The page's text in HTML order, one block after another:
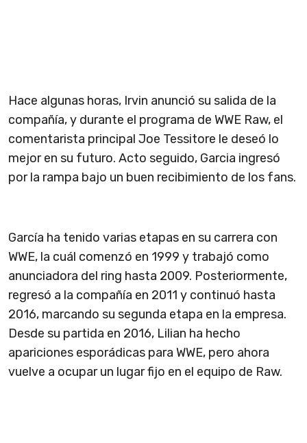
Hace algunas horas, Irvin anunció su salida de la
compañía, y durante el programa de WWE Raw, el
comentarista principal Joe Tessitore le deseó lo
mejor en su futuro. Acto seguido, Garcia ingresó
por la rampa bajo un buen recibimiento de los fans.
García ha tenido varias etapas en su carrera con
WWE, la cuál comenzó en 1999 y trabajó como
anunciadora del ring hasta 2009. Posteriormente,
regresó a la compañía en 2011 y continuó hasta
2016, marcando su segunda etapa en la empresa.
Desde su partida en 2016, Lilian ha hecho
apariciones esporádicas para WWE, pero ahora
vuelve a ocupar un lugar fijo en el equipo de Raw.